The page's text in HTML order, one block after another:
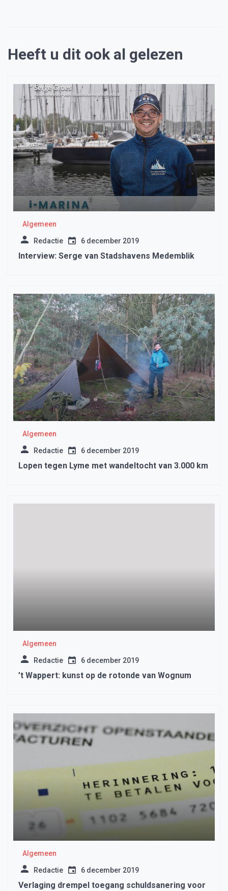
Heeft u dit ook al gelezen
Algemeen
Redactie 6 december 2019
Interview: Serge van Stadshavens Medemblik
Algemeen
Redactie 6 december 2019
Lopen tegen Lyme met wandeltocht van 3.000 km
Algemeen
Redactie 6 december 2019
’t Wappert: kunst op de rotonde van Wognum
Algemeen
Redactie 6 december 2019
Verlaging drempel toegang schuldsanering voor